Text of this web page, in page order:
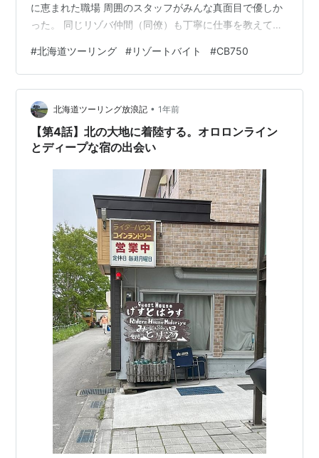
に恵まれた職場 周囲のスタッフがみんな真面目で優しか
った。 同じリゾバ仲間（同僚）も丁寧に仕事を教えてく
で、困っていると声をかけてくれた。 ちなみに、時給の
差で地元の方と火花が…なんて裏話もありましたが、僕
は巻き込まれずにセーフ（笑） 生活面：自然と人と、ゆ
るやかな時間 山も海も近くて絶景の連続！ 島出身の友人
ができて、一緒にドライブも。 毎年来ている先輩と仲良
くなって、お酒やご飯をごち…
#北海道ツーリング #リゾートバイト #CB750
北海道ツーリング放浪記 • 1年前
【第4話】北の大地に着陸する。オロロンライン
とディープな宿の出会い